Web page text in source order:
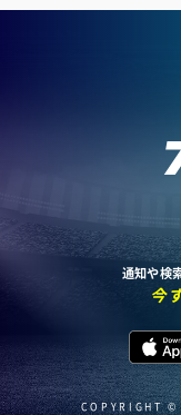
通知や検
今
COPYRIGHT ©